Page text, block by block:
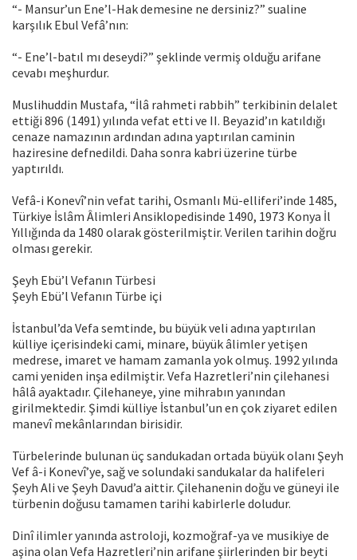
“- Mansur’un Ene’l-Hak demesine ne dersiniz?” sualine
karşılık Ebul Vefâ’nın:
“- Ene’l-batıl mı deseydi?” şeklinde vermiş olduğu arifane
cevabı meşhurdur.
Muslihuddin Mustafa, “İlâ rahmeti rabbih” terkibinin delalet
ettiği 896 (1491) yılında vefat etti ve II. Beyazid’ın katıldığı
cenaze namazının ardından adına yaptırılan caminin
haziresine defnedildi. Daha sonra kabri üzerine türbe
yaptırıldı.
Vefâ-i Konevî’nin vefat tarihi, Osmanlı Mü-elliferi’inde 1485,
Türkiye İslâm Âlimleri Ansiklopedisinde 1490, 1973 Konya İl
Yıllığında da 1480 olarak gösterilmiştir. Verilen tarihin doğru
olması gerekir.
Şeyh Ebü’l Vefanın Türbesi
Şeyh Ebü’l Vefanın Türbe içi
İstanbul’da Vefa semtinde, bu büyük veli adına yaptırılan
külliye içerisindeki cami, minare, büyük âlimler yetişen
medrese, imaret ve hamam zamanla yok olmuş. 1992 yılında
cami yeniden inşa edilmiştir. Vefa Hazretleri’nin çilehanesi
hâlâ ayaktadır. Çilehaneye, yine mihrabın yanından
girilmektedir. Şimdi külliye İstanbul’un en çok ziyaret edilen
manevî mekânlarından birisidir.
Türbelerinde bulunan üç sandukadan ortada büyük olanı Şeyh
Vef â-i Konevî’ye, sağ ve solundaki sandukalar da halifeleri
Şeyh Ali ve Şeyh Davud’a aittir. Çilehanenin doğu ve güneyi ile
türbenin doğusu tamamen tarihi kabirlerle doludur.
Dinî ilimler yanında astroloji, kozmoğraf-ya ve musikiye de
aşina olan Vefa Hazretleri’nin arifane şiirlerinden bir beyti